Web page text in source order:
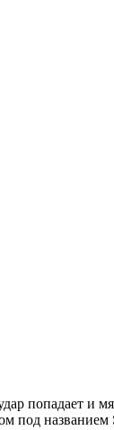
попадает и
под